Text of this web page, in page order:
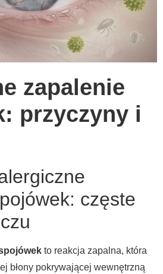
zapalenie
przyczyny i
częste
to reakcja zapalna, która
błony pokrywającej wewnętrzną